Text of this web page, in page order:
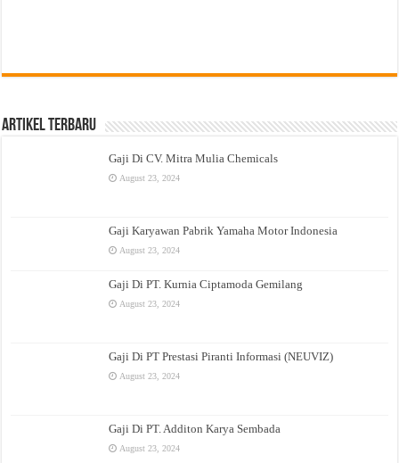
Artikel Terbaru
Gaji Di CV. Mitra Mulia Chemicals
August 23, 2024
Gaji Karyawan Pabrik Yamaha Motor Indonesia
August 23, 2024
Gaji Di PT. Kurnia Ciptamoda Gemilang
August 23, 2024
Gaji Di PT Prestasi Piranti Informasi (NEUVIZ)
August 23, 2024
Gaji Di PT. Additon Karya Sembada
August 23, 2024